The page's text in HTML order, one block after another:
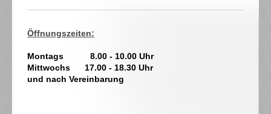
Öffnungszeiten:
Montags 8.00 - 10.00 Uhr
Mittwochs 17.00 - 18.30 Uhr
und nach Vereinbarung